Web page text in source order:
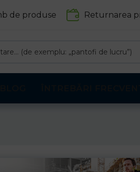
de produse Returnarea